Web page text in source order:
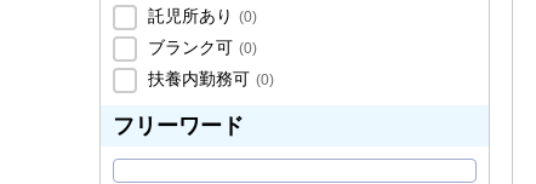
託児所あり (0)
ブランク可 (0)
扶養内勤務可 (0)
フリーワード